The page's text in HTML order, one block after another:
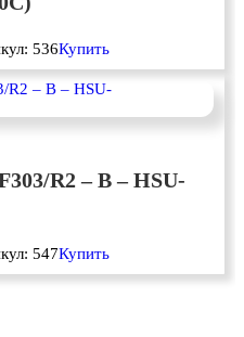
536Купить
R2 – B – HSU-
547Купить